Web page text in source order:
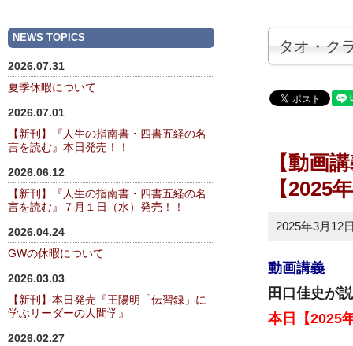
タオ・ク
【動画
【2025
2025年3月12
動画講義
田口佳史が
本日【2025
NEWS TOPICS
2026.07.31
夏季休暇について
2026.07.01
【新刊】『人生の指南書・四書五経の名
言を読む』本日発売！！
2026.06.12
【新刊】『人生の指南書・四書五経の名
言を読む』７月１日（水）発売！！
2026.04.24
GWの休暇について
2026.03.03
【新刊】本日発売『王陽明「伝習録」に
学ぶリーダーの人間学』
2026.02.27